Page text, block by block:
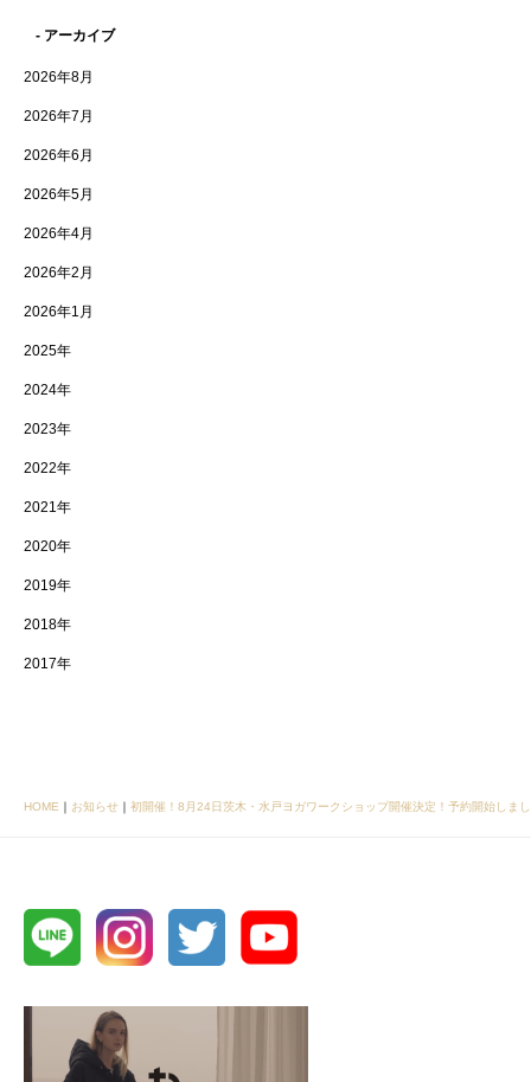
- アーカイブ
2026年8月
2026年7月
2026年6月
2026年5月
2026年4月
2026年2月
2026年1月
2025年
2024年
2023年
2022年
2021年
2020年
2019年
2018年
2017年
HOME ｜ お知らせ ｜ 初開催！8月24日茨木・水戸ヨガワークショップ開催決定！予約開始しま